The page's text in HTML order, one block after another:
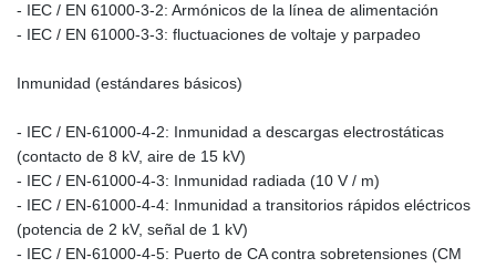
- IEC / EN 61000-3-2: Armónicos de la línea de alimentación
- IEC / EN 61000-3-3: fluctuaciones de voltaje y parpadeo
Inmunidad (estándares básicos)
- IEC / EN-61000-4-2: Inmunidad a descargas electrostáticas
(contacto de 8 kV, aire de 15 kV)
- IEC / EN-61000-4-3: Inmunidad radiada (10 V / m)
- IEC / EN-61000-4-4: Inmunidad a transitorios rápidos eléctricos
(potencia de 2 kV, señal de 1 kV)
- IEC / EN-61000-4-5: Puerto de CA contra sobretensiones (CM